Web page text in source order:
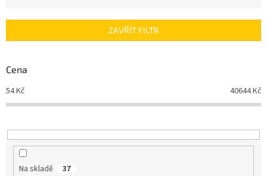
í
r
o
d
u
t
ů
ZAVŘÍT FILTR
Cena
54Kč 40644Kč
Na skladě 37